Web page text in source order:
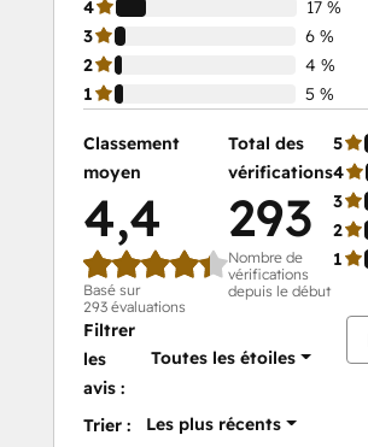
4
17 %
3
6 %
2
4 %
1
5 %
Classement
moyen
4,4
Basé sur
293 évaluations
Total des
vérifications
293
Nombre de
vérifications
depuis le début
5
4
3
2
1
Filtrer
les
avis :
Toutes les étoiles
Trier : Les plus récents